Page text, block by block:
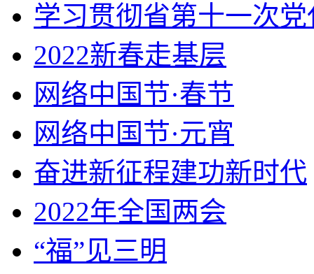
学习贯彻省第十一次
2022新春走基层
网络中国节·春节
网络中国节·元宵
奋进新征程建功新时代
2022年全国两会
“福”见三明